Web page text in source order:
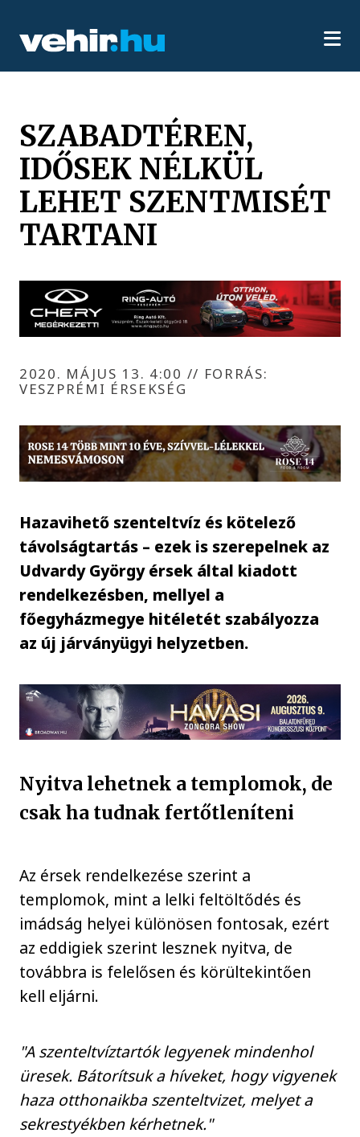
SZABADTÉREN,
IDŐSEK NÉLKÜL
LEHET SZENTMISÉT
TARTANI
2020. MÁJUS 13. 4:00 // FORRÁS:
VESZPRÉMI ÉRSEKSÉG
Hazavihető szenteltvíz és kötelező
távolságtartás – ezek is szerepelnek az
Udvardy György érsek által kiadott
rendelkezésben, mellyel a
főegyházmegye hitéletét szabályozza
az új járványügyi helyzetben.
Nyitva lehetnek a templomok, de
csak ha tudnak fertőtleníteni
Az érsek rendelkezése szerint a
templomok, mint a lelki feltöltődés és
imádság helyei különösen fontosak, ezért
az eddigiek szerint lesznek nyitva, de
továbbra is felelősen és körültekintően
kell eljárni.
"A szenteltvíztartók legyenek mindenhol
üresek. Bátorítsuk a híveket, hogy vigyenek
haza otthonaikba szenteltvizet, melyet a
sekrestyékben kérhetnek."